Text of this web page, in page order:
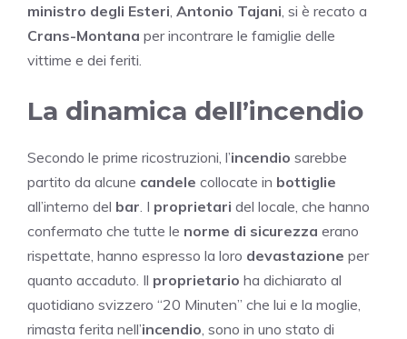
ministro degli Esteri Antonio Tajani , si è recato a
Crans-Montana per incontrare le famiglie delle
vittime e dei feriti.
La dinamica dell’incendio
Secondo le prime ricostruzioni, l’incendio sarebbe
partito da alcune candele collocate in bottiglie
all’interno del bar . I proprietari del locale, che hanno
confermato che tutte le norme di sicurezza erano
rispettate, hanno espresso la loro devastazione per
quanto accaduto. Il proprietario ha dichiarato al
quotidiano svizzero “20 Minuten” che lui e la moglie,
rimasta ferita nell’incendio , sono in uno stato di